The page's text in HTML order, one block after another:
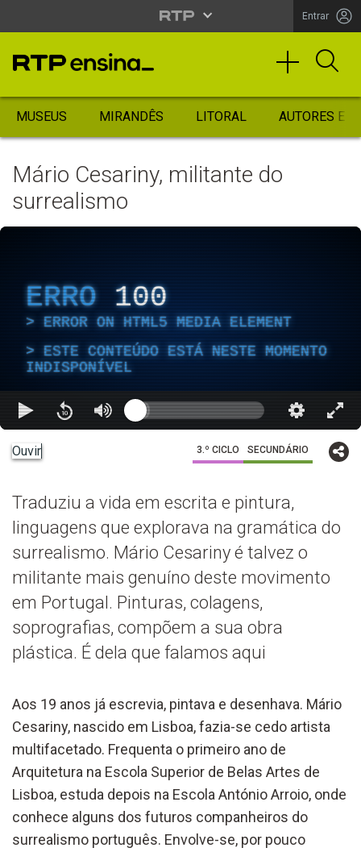
Entrar
MUSEUS MIRANDÊS LITORAL AUTORES
Mário Cesariny, militante do
surrealismo
ERRO 100
ERROR ON HTML5 MEDIA ELEMENT
ESTE CONTEÚDO ESTÁ NESTE MOMENTO
INDISPONÍVEL
Ouvir 3.º CICLO SECUNDÁRIO
Traduziu a vida em escrita e pintura,
linguagens que explorava na gramática do
surrealismo. Mário Cesariny é talvez o
militante mais genuíno deste movimento
em Portugal. Pinturas, colagens,
soprografias, compõem a sua obra
plástica. É dela que falamos aqui
Aos 19 anos já escrevia, pintava e desenhava. Mário
Cesariny, nascido em Lisboa, fazia-se cedo artista
multifacetado. Frequenta o primeiro ano de
Arquitetura na Escola Superior de Belas Artes de
Lisboa, estuda depois na Escola António Arroio, onde
conhece alguns dos futuros companheiros do
surrealismo português. Envolve-se, por pouco